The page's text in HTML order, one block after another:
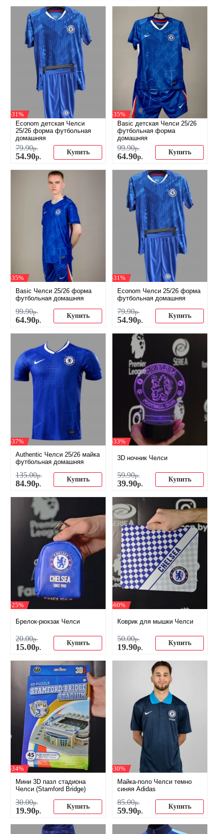
-31%
Econom детская Челси
25/26 форма футбольная
домашняя
79.90р.
54.90р.
Купить
-35%
Basic детская Челси 25/26
футбольная форма
домашняя
99.90р.
64.90р.
Купить
-35%
Basic Челси 25/26 форма
футбольная домашняя
99.90р.
64.90р.
Купить
-31%
Econom Челси 25/26 форма
футбольная домашняя
79.90р.
54.90р.
Купить
-37%
Authentic Челси 25/26 майка
футбольная домашняя
135.00р.
84.90р.
Купить
-33%
3D ночник Челси
59.90р.
39.90р.
Купить
-25%
Брелок-рюкзак Челси
20.00р.
15.00р.
Купить
-60%
Коврик для мышки Челси
50.00р.
19.90р.
Купить
-34%
Мини 3D пазл стадиона
Челси (Stamford Bridge)
30.00р.
19.90р.
Купить
-30%
Майка-поло Челси темно
синяя Adidas
85.00р.
59.90р.
Купить